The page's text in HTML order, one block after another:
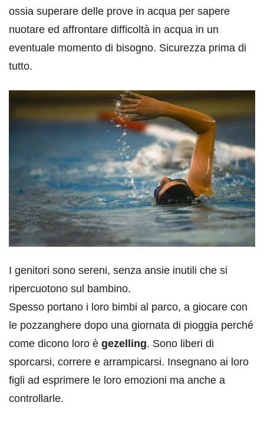
ossia superare delle prove in acqua per sapere
nuotare ed affrontare difficoltà in acqua in un
eventuale momento di bisogno. Sicurezza prima di
tutto.
I genitori sono sereni, senza ansie inutili che si
ripercuotono sul bambino.
Spesso portano i loro bimbi al parco, a giocare con
le pozzanghere dopo una giornata di pioggia perché
come dicono loro è gezelling. Sono liberi di
sporcarsi, correre e arrampicarsi. Insegnano ai loro
figli ad esprimere le loro emozioni ma anche a
controllarle.